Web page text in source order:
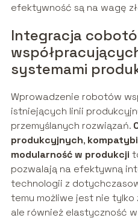
efektywność są na wagę
Integracja
systemami
Wprowadzenie robotów
istniejących linii
przemyślanych rozwiązań.
produkcyjnych,
modularność w produkcji
pozwalają na efektywną
technologii z
temu możliwe jest nie
ale również elastyczność